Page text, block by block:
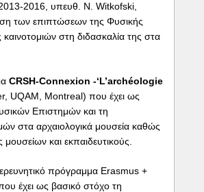
2016, υπευθ. N. Witkofski,
των επιπτώσεων της Φυσικής
στη διδασκαλία της στα
CRSH-Connexion -‘L’archéologie
UQAM, Montreal) που έχει ως
Επιστημών και τη
στα αρχαιολογικά μουσεία καθώς
και εκπαιδευτικούς.
πρόγραμμα Erasmus +
έχει ως βασικό στόχο τη